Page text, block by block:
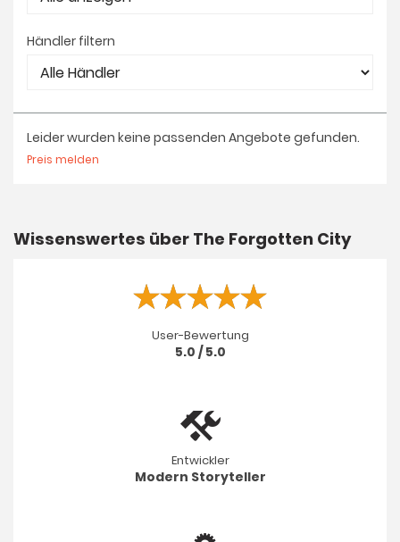
Händler filtern
Leider wurden keine passenden Angebote gefunden.
Preis melden
Wissenswertes über The Forgotten City
User-Bewertung
5.0 / 5.0
Entwickler
Modern Storyteller